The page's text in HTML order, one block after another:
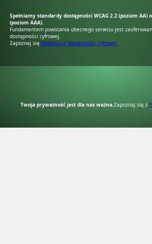
Spełniamy standardy dostępności WCAG 2.2 (poziom
(poziom AAA).
Fundamentem powstania obecnego serwisu jest
dostępności cyfrowej.
Zapoznaj się Deklaracją dostępności cyfrowej.
Twoja prywatność jest dla nas ważna.Zapoznaj się z